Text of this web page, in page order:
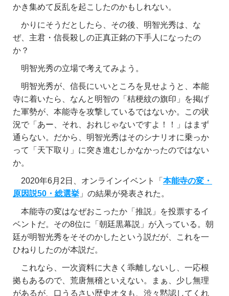
かき集めて反乱を起こしたのかもしれない。
かりにそうだとしたら、その後、明智光秀は、な
ぜ、主君・信長殺しの正真正銘の下手人になったの
か？
明智光秀の立場で考えてみよう。
明智光秀が、信長にいいところを見せようと、本能
寺に着いたら、なんと明智の「桔梗紋の旗印」を掲げ
た軍勢が、本能寺を攻撃しているではないか。この状
況で「あー、それ、おれじゃないですよ！！」はまず
通らない。だから、明智光秀はそのシナリオに乗っか
って「天下取り」に突き進むしかなかったのではない
か。
2020年6月2日、オンラインイベント「 本能寺の変・
原因説50・総選挙」の結果が発表された。
本能寺の変はなぜおこったか「推説」を投票するイ
ベントだ。その8位に「朝廷黒幕説」が入っている。朝
廷が明智光秀をそそのかしたという説だが、これを一
ひねりしたのが本説だ。
これなら、一次資料に大きく乖離しないし、一応根
拠もあるので、荒唐無稽といえない。まぁ、少し無理
があるが、口うるさい歴史オタも、渋々黙認してくれ